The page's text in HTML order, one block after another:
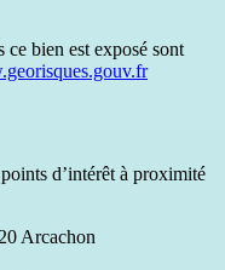
bien est exposé sont
d’intérêt à proximité
Arcachon